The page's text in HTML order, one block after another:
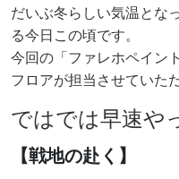
だいぶ冬らしい気温とな
る今日この頃です。
今回の「ファレホペイン
フロアが担当させていた
ではでは早速や
【戦地の赴く】